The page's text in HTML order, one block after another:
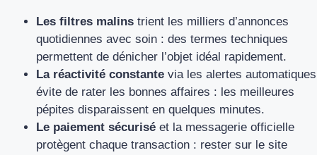
Les filtres malins trient les milliers d’annonces
quotidiennes avec soin : des termes techniques
permettent de dénicher l’objet idéal rapidement.
La réactivité constante via les alertes automatiques
évite de rater les bonnes affaires : les meilleures
pépites disparaissent en quelques minutes.
Le paiement sécurisé et la messagerie officielle
protègent chaque transaction : rester sur le site